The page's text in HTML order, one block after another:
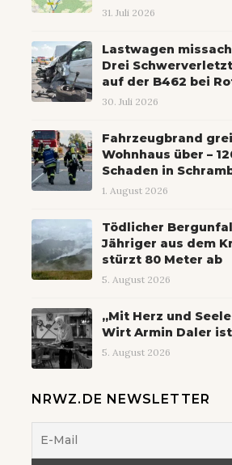
31. Juli 2026
Lastwagen
Drei
auf der B462 bei
30. Juli 2026
Fahrzeugbrand
Wohnhaus über –
Schaden in
1. August 2026
Tödlicher
Jähriger aus dem
stürzt 80 Meter ab
5. August 2026
„Mit Herz und
Wirt Armin Daler
5. August 2026
NRWZ.DE NEWSLETTER